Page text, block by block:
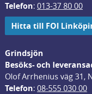
Telefon: 013-37 80 00
Hitta till FOI
Grindsjön
Besöks- och
Olof Arrhenius väg 31,
Telefon: 08-555 030 00